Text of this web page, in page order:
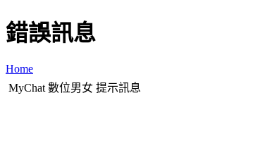
錯誤訊息
Home
MyChat 數位男女 提示訊息